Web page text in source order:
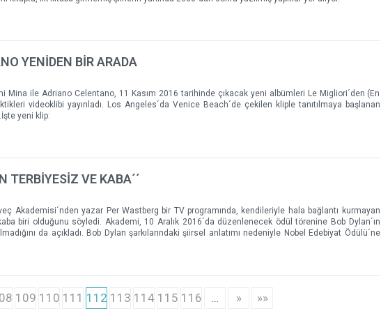
YENİDEN BİR ARADA
Mina ile Adriano Celentano, 11 Kasım 2016 tarihinde çıkacak yeni albümleri Le Migliori´den (En
videoklibi yayınladı. Los Angeles´da Venice Beach´de çekilen kliple tanıtılmaya başlanan
yeni klip:
TERBİYESİZ VE KABA´´
Akademisi´nden yazar Per Wastberg bir TV programında, kendileriyle hala bağlantı kurmayan
biri olduğunu söyledi. Akademi, 10 Aralık 2016´da düzenlenecek ödül törenine Bob Dylan´ın
da açıkladı. Bob Dylan şarkılarındaki şiirsel anlatımı nedeniyle Nobel Edebiyat Ödülü´ne
109 110 111 112 113 114 115 116 … » »»